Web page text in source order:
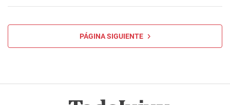
PÁGINA SIGUIENTE